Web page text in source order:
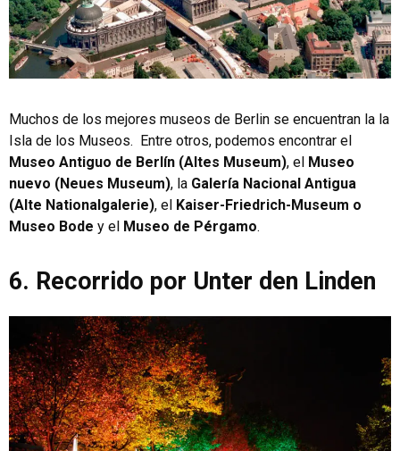
Muchos de los mejores museos de Berlin se encuentran la la
Isla de los Museos. Entre otros, podemos encontrar el
Museo Antiguo de Berlín (Altes Museum), el Museo
nuevo (Neues Museum), la Galería Nacional Antigua
(Alte Nationalgalerie), el Kaiser-Friedrich-Museum o
Museo Bode y el Museo de Pérgamo.
6. Recorrido por Unter den Linden